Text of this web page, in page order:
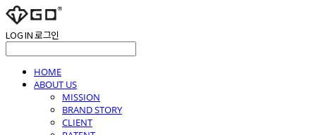
LOG IN로그인
HOME
ABOUT US
MISSION
BRAND STORY
CLIENT